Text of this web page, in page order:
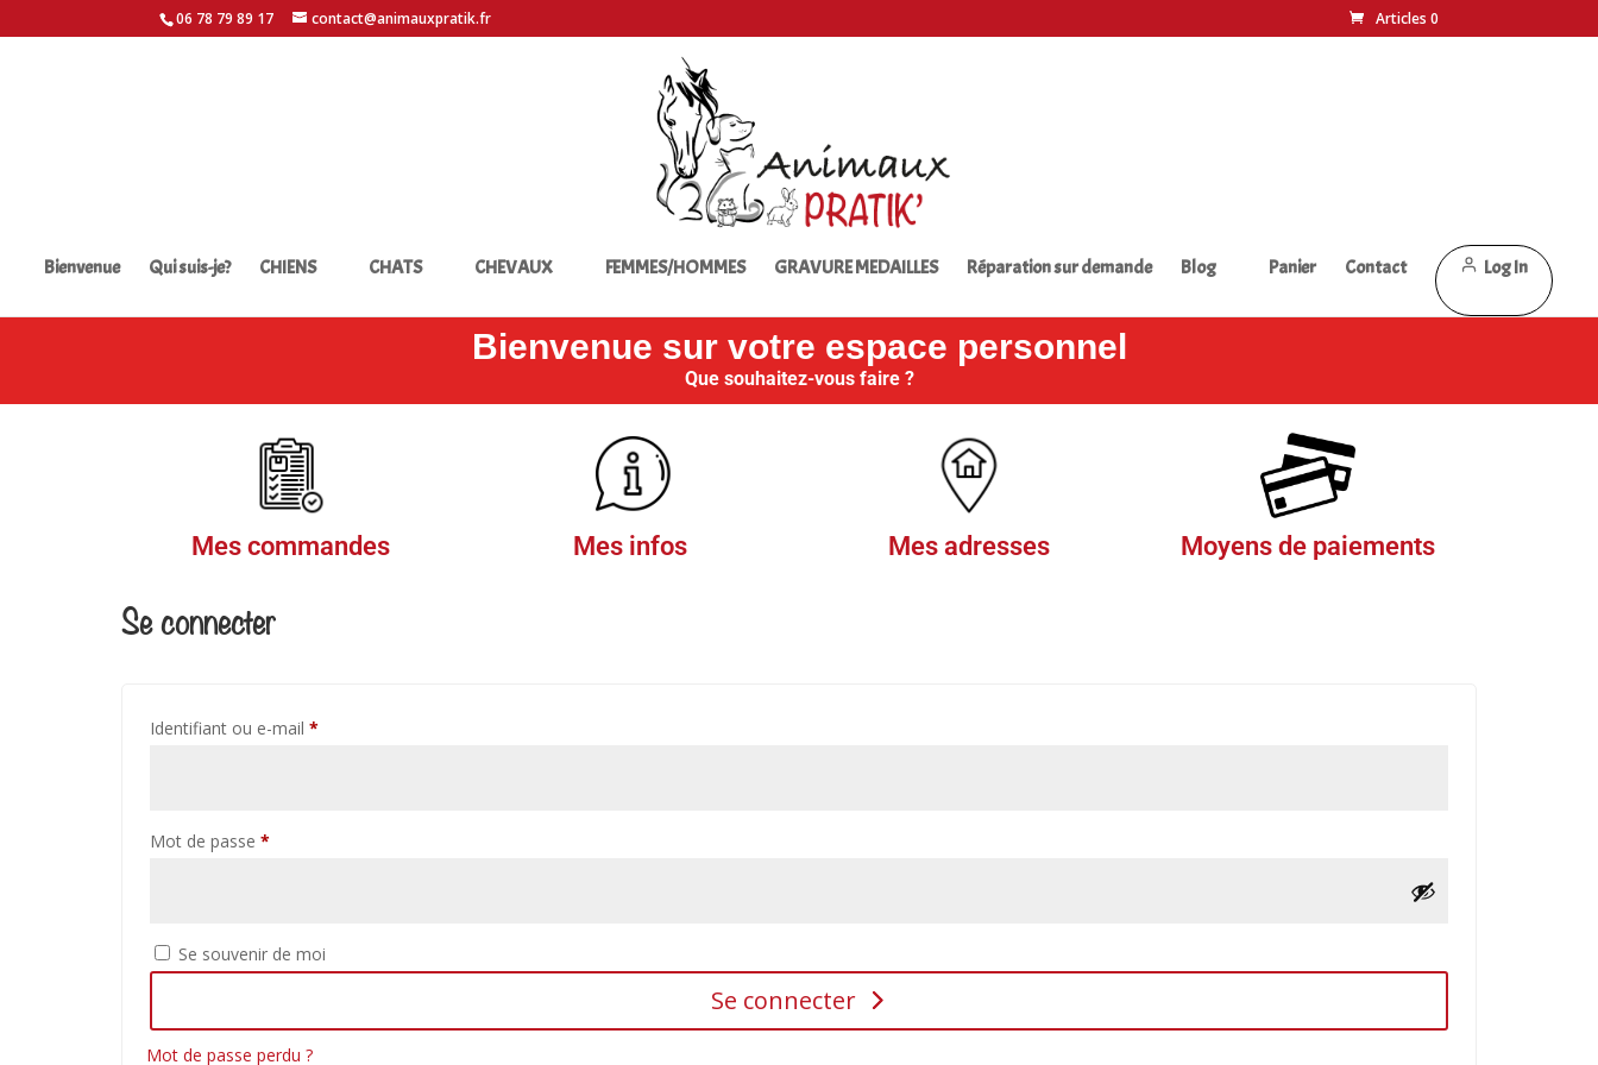
06 78 79 89 17 contact@animauxpratik.fr Articles 0
Bienvenue Qui suis-je? CHIENS CHATS CHEVAUX FEMMES/HOMMES GRAVURE MEDAILLES Réparation sur demande Blog Panier Contact Log In
Bienvenue sur votre espace personnel
Que souhaitez-vous faire ?
Mes commandes Mes infos Mes adresses Moyens de paiements
Se connecter
Identifiant ou e-mail *
Mot de passe *
Se souvenir de moi
Se connecter
Mot de passe perdu ?